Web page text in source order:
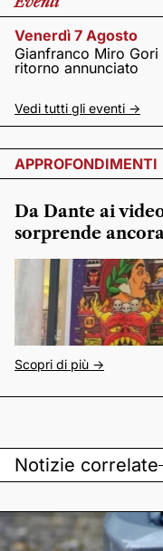
Venerdì 7 Agosto
Gianfranco Miro Gori
ritorno annunciato
Vedi tutti gli eventi ->
APPROFONDIMENTI
Da Dante ai
sorprende
Scopri di più ->
Notizie correlate